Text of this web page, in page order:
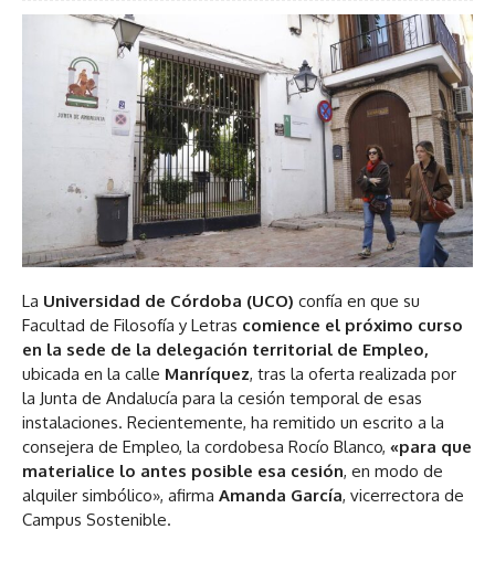
La Universidad de Córdoba (UCO) confía en que su
Facultad de Filosofía y Letras comience el próximo curso
en la sede de la delegación territorial de Empleo,
ubicada en la calle Manríquez, tras la oferta realizada por
la Junta de Andalucía para la cesión temporal de esas
instalaciones. Recientemente, ha remitido un escrito a la
consejera de Empleo, la cordobesa Rocío Blanco, «para que
materialice lo antes posible esa cesión, en modo de
alquiler simbólico», afirma Amanda García, vicerrectora de
Campus Sostenible.